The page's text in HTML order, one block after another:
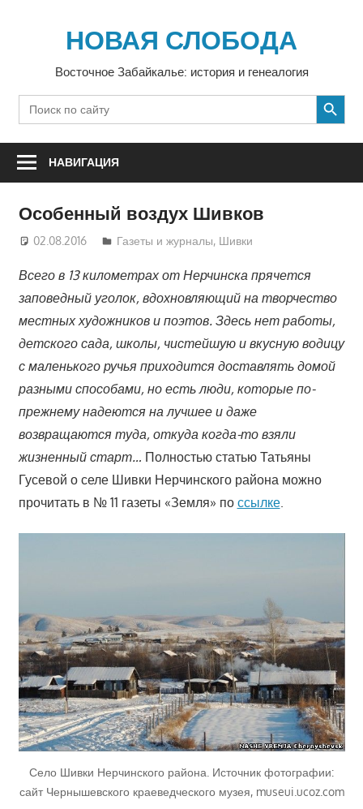
содержимомуНОВАЯ СЛОБОДА
Восточное Забайкалье: история и генеалогия
Search
for:
SEARCH BUTTON
НАВИГАЦИЯ
Особенный воздух Шивков
02.08.2016 Екатерина Аникина
Газеты и журналы, Шивки
Всего в 13 километрах от Нерчинска прячется
заповедный уголок, вдохновляющий на творчество
местных художников и поэтов. Здесь нет работы,
детского сада, школы, чистейшую и вкусную водицу
с маленького ручья приходится доставлять домой
разными способами, но есть люди, которые по-
прежнему надеются на лучшее и даже
возвращаются туда, откуда когда-то взяли
жизненный старт… Полностью статью Татьяны
Гусевой о селе Шивки Нерчинского района можно
прочитать в № 11 газеты «Земля» по ссылке.
Село Шивки Нерчинского района. Источник фотографии:
сайт Чернышевского краеведческого музея, museui.ucoz.com